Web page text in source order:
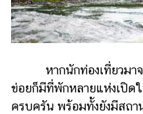
หากนักท่องเที่ยวมาจา
ข่อยก็มีที่พักหลายแห่งเปิด
ครบครัน พร้อมทั้งยังมีสถา